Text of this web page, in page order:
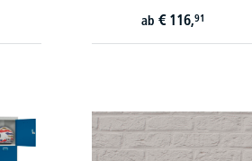
ab€ 116,91